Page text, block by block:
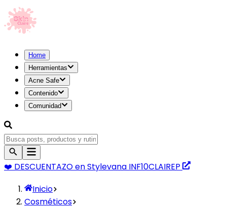
Home
Herramientas
Acne Safe
Contenido
Comunidad
❤️ DESCUENTAZOen Stylevana INF10CLAIREP
Inicio
Cosméticos